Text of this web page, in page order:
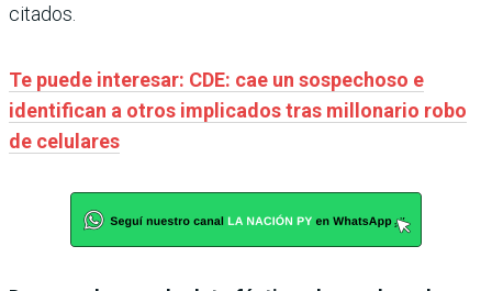
citados.
Te puede interesar: CDE: cae un sospechoso e
identifican a otros implicados tras millonario robo
de celulares